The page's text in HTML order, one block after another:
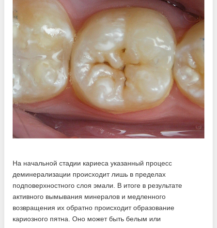
На начальной стадии кариеса указанный процесс
деминерализации происходит лишь в пределах
подповерхностного слоя эмали. В итоге в результате
активного вымывания минералов и медленного
возвращения их обратно происходит образование
кариозного пятна. Оно может быть белым или